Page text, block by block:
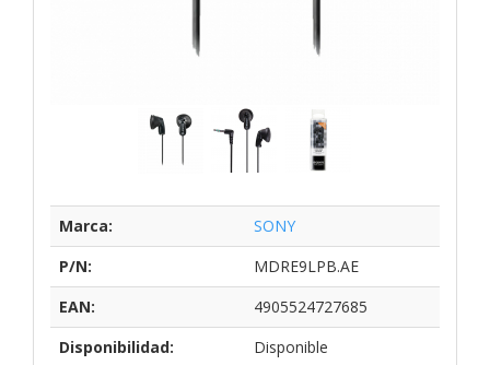
Marca:
SONY
P/N:
MDRE9LPB.AE
EAN:
4905524727685
Disponibilidad:
Disponible